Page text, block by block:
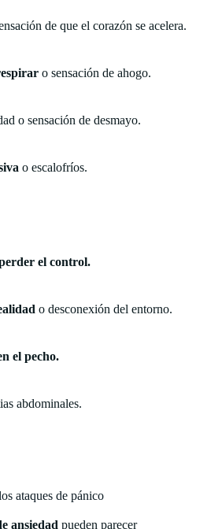
de que el corazón se acelera.
o sensación de ahogo.
o sensación de desmayo.
o escalofríos.
el control.
o desconexión del entorno.
el pecho.
abdominales.
ataques de pánico
ansiedad pueden parecer